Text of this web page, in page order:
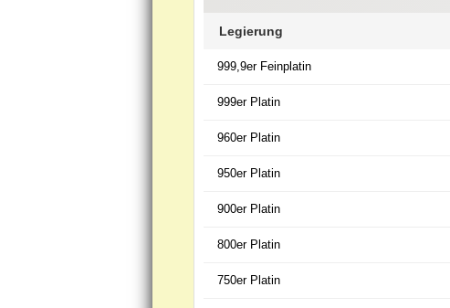
Legierung
999,9er Feinplatin
999er Platin
960er Platin
950er Platin
900er Platin
800er Platin
750er Platin